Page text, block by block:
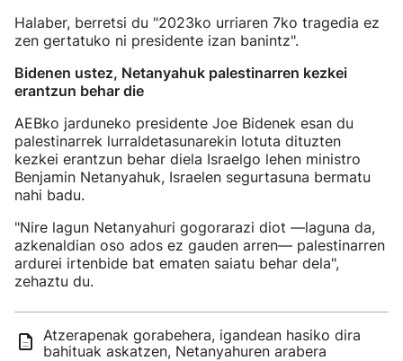
Halaber, berretsi du "2023ko urriaren 7ko tragedia ez
zen gertatuko ni presidente izan banintz".
Bidenen ustez, Netanyahuk palestinarren kezkei
erantzun behar die
AEBko jarduneko presidente Joe Bidenek esan du
palestinarrek lurraldetasunarekin lotuta dituzten
kezkei erantzun behar diela Israelgo lehen ministro
Benjamin Netanyahuk, Israelen segurtasuna bermatu
nahi badu.
"Nire lagun Netanyahuri gogorarazi diot —laguna da,
azkenaldian oso ados ez gauden arren— palestinarren
ardurei irtenbide bat ematen saiatu behar dela",
zehaztu du.
Atzerapenak gorabehera, igandean hasiko dira
bahituak askatzen, Netanyahuren arabera